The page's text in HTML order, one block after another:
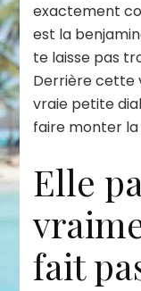
exactement
est la
te laisse pas
Derrière cette
vraie petite
faire monter la
Elle
fait